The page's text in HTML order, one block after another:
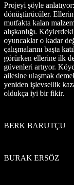
Projeyi şöyle
dönüştürücüler.
mutfakta kalan
alışkanlığı.
oyuncaklar o kadar
çalışmalarını başta
görürken ellerine ilk
güvenleri artıyor.
ailesine ulaşmak
yeniden işlevsellik
oldukça iyi bir fikir.
BERK BARUTÇU
BURAK ERSÖZ